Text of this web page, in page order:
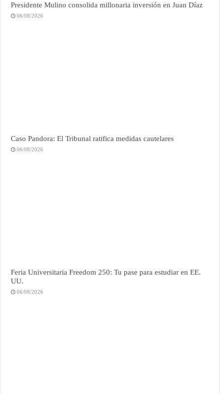
Presidente Mulino consolida millonaria inversión en Juan Díaz
06/08/2026
Caso Pandora: El Tribunal ratifica medidas cautelares
06/08/2026
Feria Universitaria Freedom 250: Tu pase para estudiar en EE.
UU.
06/08/2026